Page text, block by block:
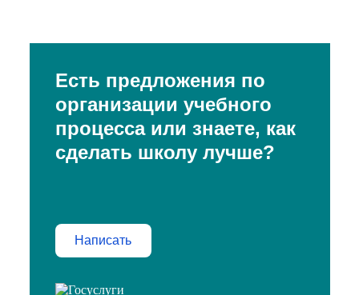
Есть предложения по
организации учебного
процесса или знаете, как
сделать школу лучше?
Написать